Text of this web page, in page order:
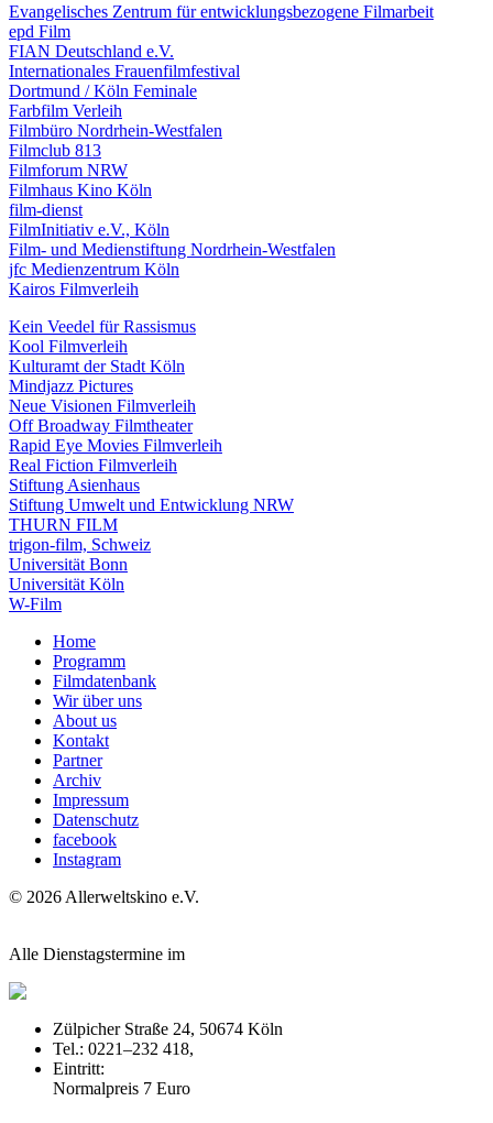
Evangelisches Zentrum für entwicklungsbezogene Filmarbeit
epd Film
FIAN Deutschland e.V.
Internationales Frauenfilmfestival
Dortmund / Köln Feminale
Farbfilm Verleih
Filmbüro Nordrhein-Westfalen
Filmclub 813
Filmforum NRW
Filmhaus Kino Köln
film-dienst
FilmInitiativ e.V., Köln
Film- und Medienstiftung Nordrhein-Westfalen
jfc Medienzentrum Köln
Kairos Filmverleih
Kein Veedel für Rassismus
Kool Filmverleih
Kulturamt der Stadt Köln
Mindjazz Pictures
Neue Visionen Filmverleih
Off Broadway Filmtheater
Rapid Eye Movies Filmverleih
Real Fiction Filmverleih
Stiftung Asienhaus
Stiftung Umwelt und Entwicklung NRW
THURN FILM
trigon-film, Schweiz
Universität Bonn
Universität Köln
W-Film
Home
Programm
Filmdatenbank
Wir über uns
About us
Kontakt
Partner
Archiv
Impressum
Datenschutz
facebook
Instagram
© 2026 Allerweltskino e.V.
Alle Dienstagstermine im
Zülpicher Straße 24, 50674 Köln
Tel.: 0221–232 418,
Eintritt:
Normalpreis 7 Euro